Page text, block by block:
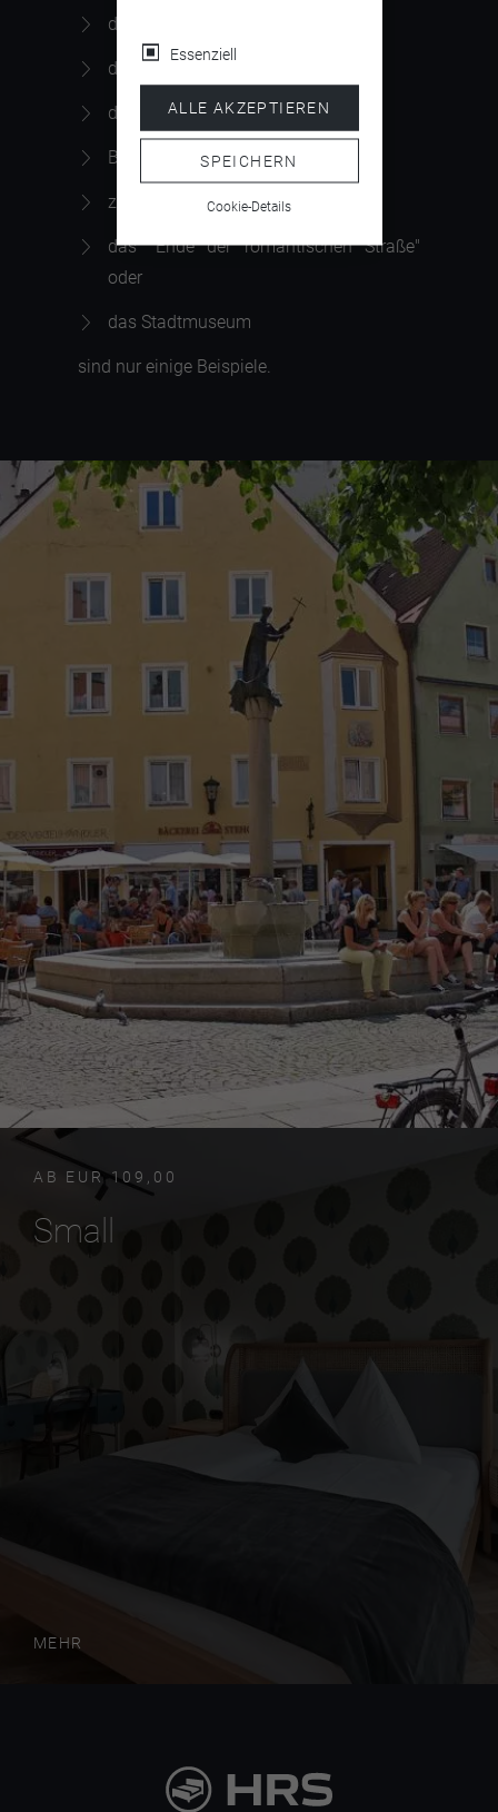
das "Hohe Schloss"
die mittelalterlichen Gebäude
den Lechfall
Bad Faulenbach
zahlreiche Kirchen
das "Ende der romantischen Straße"
oder
das Stadtmuseum
sind nur einige Beispiele.
AB EUR 109,00
Small
MEHR
Essenziell
ALLE AKZEPTIEREN
SPEICHERN
Cookie-Details